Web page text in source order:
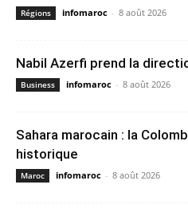
Régions infomaroc - 8 août 2026
Nabil Azerfi prend la
Business infomaroc - 8 août 2026
Sahara marocain : la
historique
Maroc infomaroc - 8 août 2026